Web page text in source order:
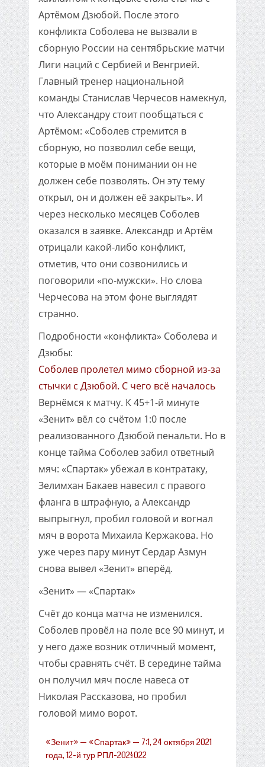
Артёмом Дзюбой. После этого
конфликта Соболева не вызвали в
сборную России на сентябрьские матчи
Лиги наций с Сербией и Венгрией.
Главный тренер национальной
команды Станислав Черчесов намекнул,
что Александру стоит пообщаться с
Артёмом: «Соболев стремится в
сборную, но позволил себе вещи,
которые в моём понимании он не
должен себе позволять. Он эту тему
открыл, он и должен её закрыть». И
через несколько месяцев Соболев
оказался в заявке. Александр и Артём
отрицали какой-либо конфликт,
отметив, что они созвонились и
поговорили «по-мужски». Но слова
Черчесова на этом фоне выглядят
странно.
Подробности «конфликта» Соболева и
Дзюбы:
Соболев пролетел мимо сборной из-за
стычки с Дзюбой. С чего всё началось
Вернёмся к матчу. К 45+1-й минуте
«Зенит» вёл со счётом 1:0 после
реализованного Дзюбой пенальти. Но в
конце тайма Соболев забил ответный
мяч: «Спартак» убежал в контратаку,
Зелимхан Бакаев навесил с правого
фланга в штрафную, а Александр
выпрыгнул, пробил головой и вогнал
мяч в ворота Михаила Кержакова. Но
уже через пару минут Сердар Азмун
снова вывел «Зенит» вперёд.
«Зенит» — «Спартак»
Счёт до конца матча не изменился.
Соболев провёл на поле все 90 минут, и
у него даже возник отличный момент,
чтобы сравнять счёт. В середине тайма
он получил мяч после навеса от
Николая Рассказова, но пробил
головой мимо ворот.
«Зенит» — «Спартак» — 7:1, 24 октября 2021
года, 12-й тур РПЛ-2021/2022